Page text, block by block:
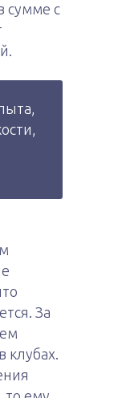
сумме с
За
клубах.